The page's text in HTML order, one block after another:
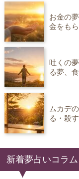
お金の
金をも
吐くの
る夢、
ムカデ
る・殺
新着夢占いコラム